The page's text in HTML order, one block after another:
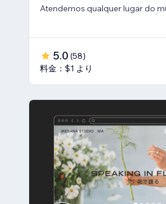
Atendemos qualquer lugar do
5.0 (58)
料金：$1 より